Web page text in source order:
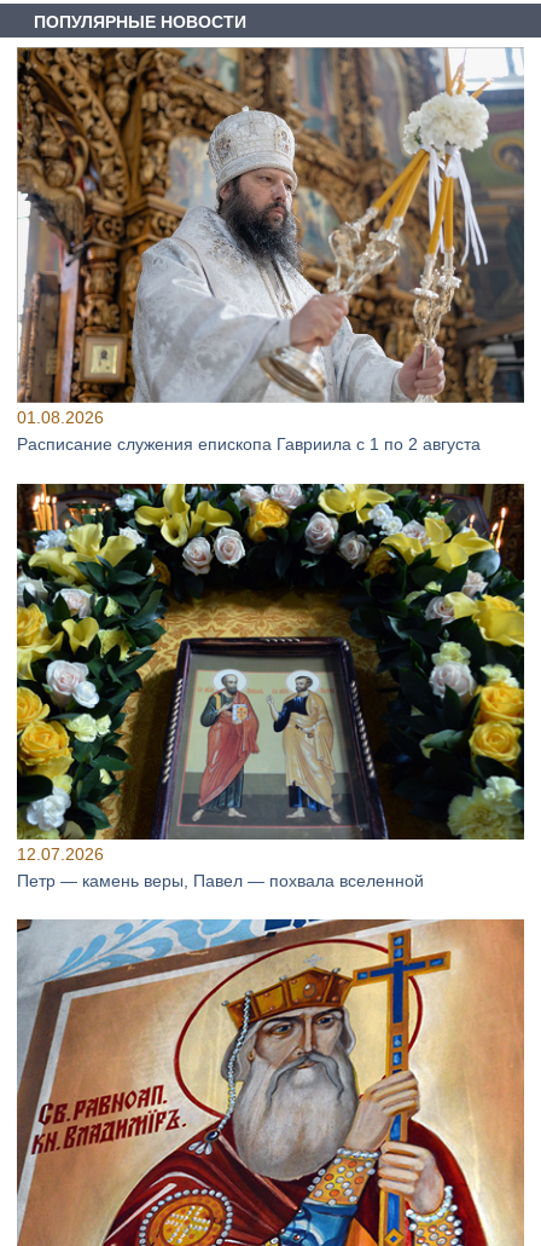
ПОПУЛЯРНЫЕ НОВОСТИ
01.08.2026
Расписание служения епископа Гавриила с 1 по 2 августа
12.07.2026
Петр — камень веры, Павел — похвала вселенной